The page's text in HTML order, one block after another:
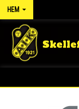
HEM